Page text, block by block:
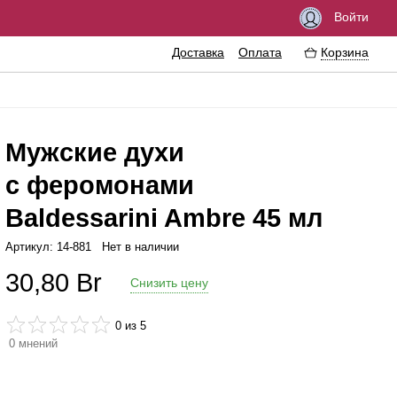
Войти
Доставка Оплата Корзина
средства
гигиена
масла
Интимные украшения
Литература
Мужские духи
с феромонами
Baldessarini Ambre 45 мл
Артикул: 14-881 Нет в наличии
30,80 Br Снизить цену
0 из 5
0 мнений